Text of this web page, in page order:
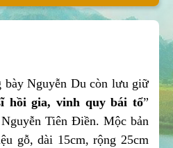
bày Nguyễn Du còn lưu giữ
hồi gia, vinh quy bái tổ”
Tiên Điền. Mộc bản
gỗ, dài 15cm, rộng 25cm